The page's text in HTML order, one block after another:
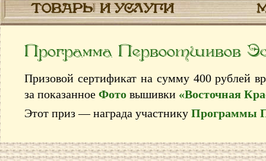
ТОВАРЫ И УСЛУГИ
Программа Первоотшивов
Призовой сертификат на сумму 400 рублей
за показанное Фото вышивки «Восточная
Этот приз — награда участнику Программы